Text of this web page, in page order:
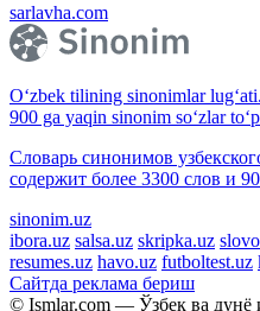
sarlavha.com
O‘zbek tilining sinonimlar
900 ga yaqin sinonim so‘zlar
Словарь синонимов
содержит более 3300 слов и
sinonim.uz
ibora.uz salsa.uz skripka.uz
resumes.uz havo.uz futboltest.uz
Сайтда реклама бериш
© Ismlar.com — Ўзбек ва